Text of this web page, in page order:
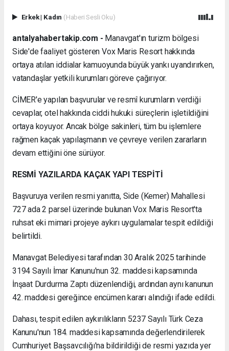
Erkek| Kadın (Haberi Sesli Oku)
antalyahabertakip.com - Manavgat'ın turizm bölgesi
Side'de faaliyet gösteren Vox Maris Resort hakkında
ortaya atılan iddialar kamuoyunda büyük yankı uyandırırken,
vatandaşlar yetkili kurumları göreve çağırıyor.
CİMER'e yapılan başvurular ve resmî kurumların verdiği
cevaplar, otel hakkında ciddi hukuki süreçlerin işletildiğini
ortaya koyuyor. Ancak bölge sakinleri, tüm bu işlemlere
rağmen kaçak yapılaşmanın ve çevreye verilen zararların
devam ettiğini öne sürüyor.
RESMİ YAZILARDA KAÇAK YAPI TESPİTİ
Başvuruya verilen resmi yanıtta, Side (Kemer) Mahallesi
727 ada 2 parsel üzerinde bulunan Vox Maris Resort'ta
ruhsat eki mimari projeye aykırı uygulamalar tespit edildiği
belirtildi.
Manavgat Belediyesi tarafından 30 Aralık 2025 tarihinde
3194 Sayılı İmar Kanunu'nun 32. maddesi kapsamında
İnşaat Durdurma Zaptı düzenlendiği, ardından aynı kanunun
42. maddesi gereğince encümen kararı alındığı ifade edildi.
Dahası, tespit edilen aykırılıkların 5237 Sayılı Türk Ceza
Kanunu'nun 184. maddesi kapsamında değerlendirilerek
Cumhuriyet Başsavcılığı'na bildirildiği de resmi yazıda yer